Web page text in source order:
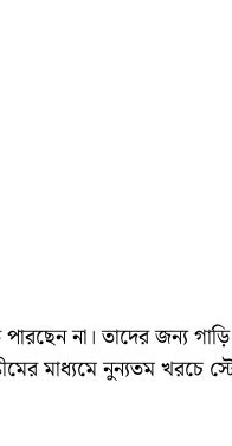
না। তাদের জন্য
মাধ্যমে নুন্যতম খরচে